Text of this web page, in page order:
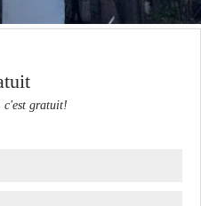
c'est gratuit!